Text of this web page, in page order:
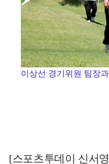
이상선 경기위원 팀장
[스포츠투데이 신서